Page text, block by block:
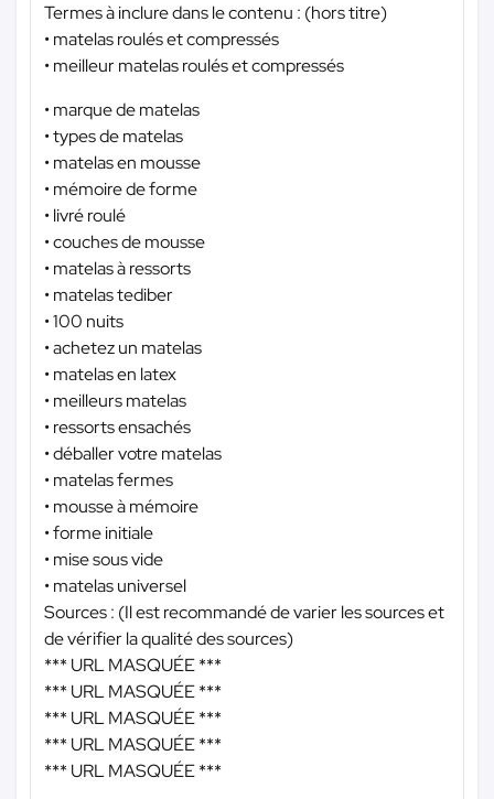
Termes à inclure dans le contenu : (hors titre)
• matelas roulés et compressés
• meilleur matelas roulés et compressés
• marque de matelas
• types de matelas
• matelas en mousse
• mémoire de forme
• livré roulé
• couches de mousse
• matelas à ressorts
• matelas tediber
• 100 nuits
• achetez un matelas
• matelas en latex
• meilleurs matelas
• ressorts ensachés
• déballer votre matelas
• matelas fermes
• mousse à mémoire
• forme initiale
• mise sous vide
• matelas universel
Sources : (Il est recommandé de varier les sources et
de vérifier la qualité des sources)
*** URL MASQUÉE ***
*** URL MASQUÉE ***
*** URL MASQUÉE ***
*** URL MASQUÉE ***
*** URL MASQUÉE ***